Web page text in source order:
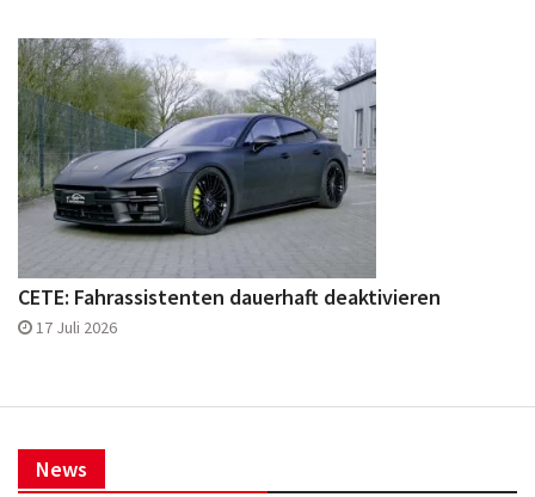
CETE: Fahrassistenten dauerhaft deaktivieren
17 Juli 2026
News